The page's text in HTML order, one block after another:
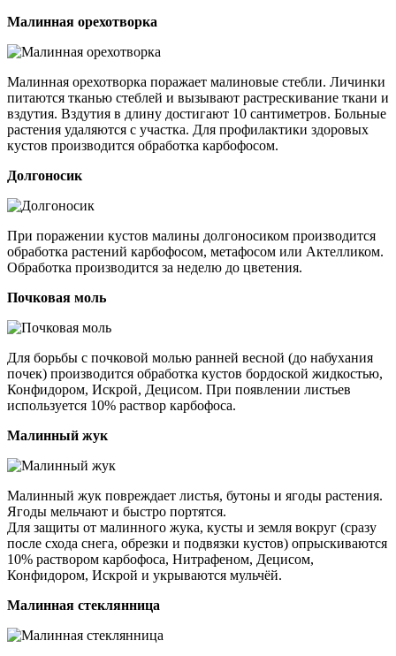
Малинная орехотворка
Малинная орехотворка поражает малиновые стебли. Личинки
питаются тканью стеблей и вызывают растрескивание ткани и
вздутия. Вздутия в длину достигают 10 сантиметров. Больные
растения удаляются с участка. Для профилактики здоровых
кустов производится обработка карбофосом.
Долгоносик
При поражении кустов малины долгоносиком производится
обработка растений карбофосом, метафосом или Актелликом.
Обработка производится за неделю до цветения.
Почковая моль
Для борьбы с почковой молью ранней весной (до набухания
почек) производится обработка кустов бордоской жидкостью,
Конфидором, Искрой, Децисом. При появлении листьев
используется 10% раствор карбофоса.
Малинный жук
Малинный жук повреждает листья, бутоны и ягоды растения.
Ягоды мельчают и быстро портятся.
Для защиты от малинного жука, кусты и земля вокруг (сразу
после схода снега, обрезки и подвязки кустов) опрыскиваются
10% раствором карбофоса, Нитрафеном, Децисом,
Конфидором, Искрой и укрываются мульчёй.
Малинная стеклянница